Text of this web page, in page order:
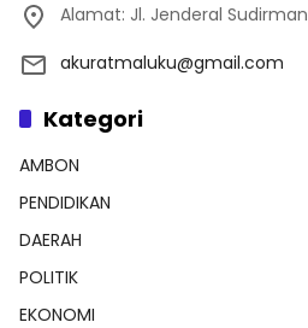
Alamat: Jl. Jenderal Sudirman
akuratmaluku@gmail.com
Kategori
AMBON
PENDIDIKAN
DAERAH
POLITIK
EKONOMI